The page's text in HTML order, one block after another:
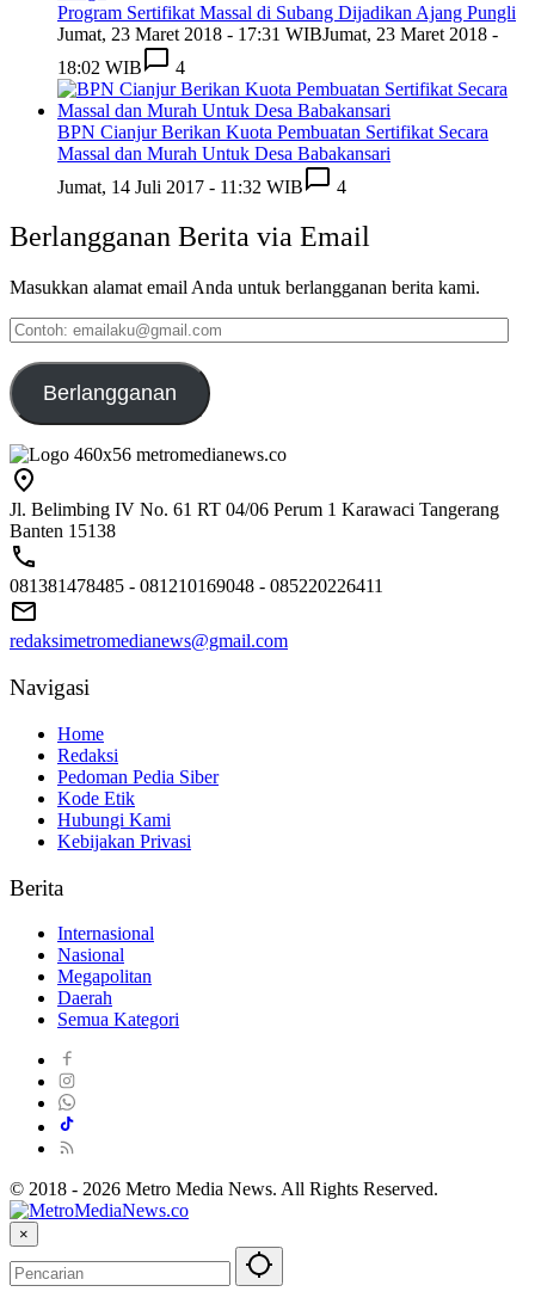
Program Sertifikat Massal di Subang Dijadikan Ajang Pungli
Jumat, 23 Maret 2018 - 17:31 WIBJumat, 23 Maret 2018 -
18:02 WIB
4
BPN Cianjur Berikan Kuota Pembuatan Sertifikat Secara
Massal dan Murah Untuk Desa Babakansari
Jumat, 14 Juli 2017 - 11:32 WIB
4
Berlangganan Berita via Email
Masukkan alamat email Anda untuk berlangganan berita kami.
Contoh:
emailaku@gmail.com
Berlangganan
Jl. Belimbing IV No. 61 RT 04/06 Perum 1 Karawaci Tangerang
Banten 15138
081381478485 - 081210169048 - 085220226411
redaksimetromedianews@gmail.com
Navigasi
Home
Redaksi
Pedoman Pedia Siber
Kode Etik
Hubungi Kami
Kebijakan Privasi
Berita
Internasional
Nasional
Megapolitan
Daerah
Semua Kategori
© 2018 - 2026 Metro Media News. All Rights Reserved.
×